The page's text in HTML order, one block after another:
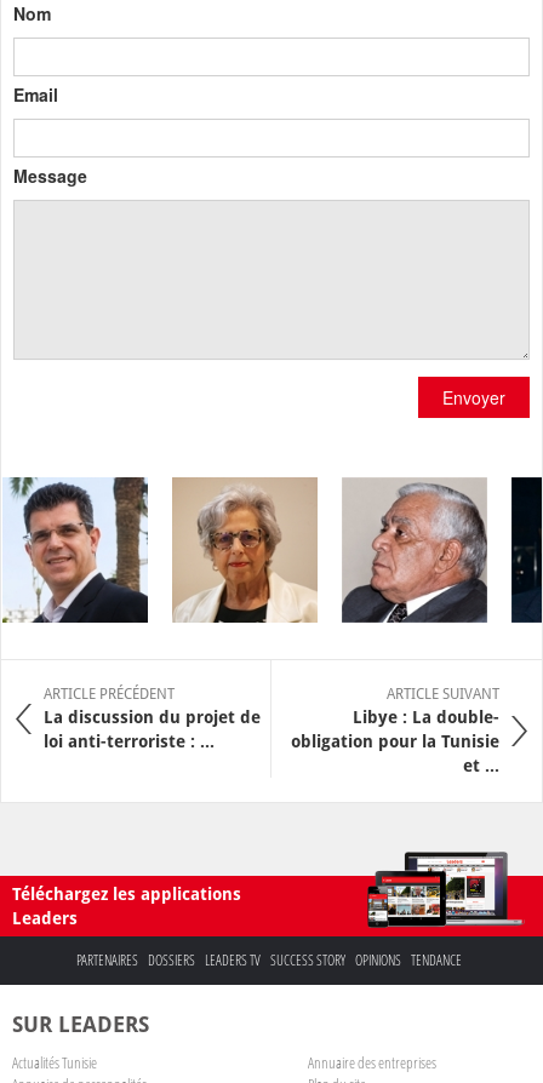
Nom
Email
Message
Envoyer
ARTICLE PRÉCÉDENT
La discussion du projet de
loi anti-terroriste : ...
ARTICLE SUIVANT
Libye : La double-
obligation pour la Tunisie
et ...
Téléchargez les applications
Leaders
PARTENAIRES DOSSIERS LEADERS TV SUCCESS STORY OPINIONS TENDANCE
SUR LEADERS
Actualités Tunisie
Annuaire des entreprises